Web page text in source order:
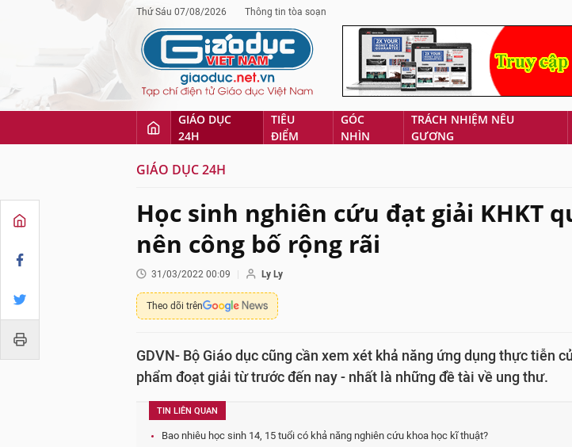
Thứ Sáu 07/08/2026 Thông tin tòa soạn
GIÁO DỤC
24H
TIÊU
ĐIỂM
GÓC
NHÌN
TRÁCH NHIỆM NÊU
GƯƠNG
GIÁO DỤC 24H
Học sinh nghiên cứu đạt giải KHKT
nên công bố rộng rãi
31/03/2022 00:09 Ly Ly
Theo dõi trên
GDVN- Bộ Giáo dục cũng cần xem xét khả năng ứng dụng thực tiễn
phẩm đoạt giải từ trước đến nay - nhất là những đề tài về ung thư.
TIN LIÊN QUAN
Bao nhiêu học sinh 14, 15 tuổi có khả năng nghiên cứu khoa học kĩ thuật?